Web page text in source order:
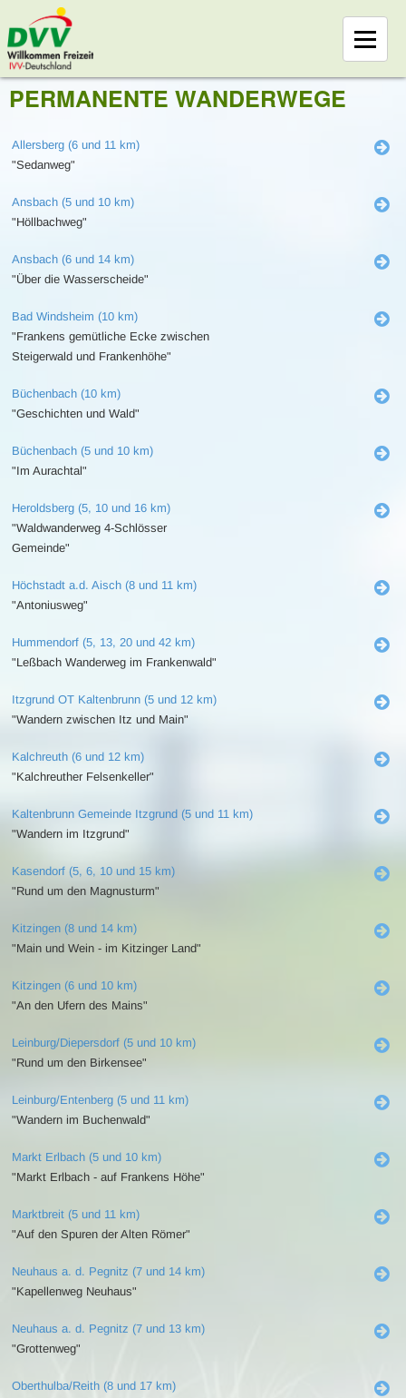
PERMANENTE WANDERWEGE
Allersberg (6 und 11 km)
"Sedanweg"
Ansbach (5 und 10 km)
"Höllbachweg"
Ansbach (6 und 14 km)
"Über die Wasserscheide"
Bad Windsheim (10 km)
"Frankens gemütliche Ecke zwischen
Steigerwald und Frankenhöhe"
Büchenbach (10 km)
"Geschichten und Wald"
Büchenbach (5 und 10 km)
"Im Aurachtal"
Heroldsberg (5, 10 und 16 km)
"Waldwanderweg 4-Schlösser
Gemeinde"
Höchstadt a.d. Aisch (8 und 11 km)
"Antoniusweg"
Hummendorf (5, 13, 20 und 42 km)
"Leßbach Wanderweg im Frankenwald"
Itzgrund OT Kaltenbrunn (5 und 12 km)
"Wandern zwischen Itz und Main"
Kalchreuth (6 und 12 km)
"Kalchreuther Felsenkeller"
Kaltenbrunn Gemeinde Itzgrund (5 und 11 km)
"Wandern im Itzgrund"
Kasendorf (5, 6, 10 und 15 km)
"Rund um den Magnusturm"
Kitzingen (8 und 14 km)
"Main und Wein - im Kitzinger Land"
Kitzingen (6 und 10 km)
"An den Ufern des Mains"
Leinburg/Diepersdorf (5 und 10 km)
"Rund um den Birkensee"
Leinburg/Entenberg (5 und 11 km)
"Wandern im Buchenwald"
Markt Erlbach (5 und 10 km)
"Markt Erlbach - auf Frankens Höhe"
Marktbreit (5 und 11 km)
"Auf den Spuren der Alten Römer"
Neuhaus a. d. Pegnitz (7 und 14 km)
"Kapellenweg Neuhaus"
Neuhaus a. d. Pegnitz (7 und 13 km)
"Grottenweg"
Oberthulba/Reith (8 und 17 km)